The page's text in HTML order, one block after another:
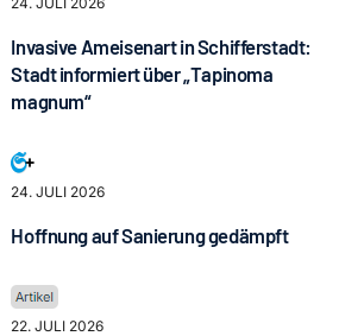
Invasive Ameisenart in Schifferstadt:
Stadt informiert über „Tapinoma
magnum“
24. JULI 2026
Hoffnung auf Sanierung gedämpft
22. JULI 2026